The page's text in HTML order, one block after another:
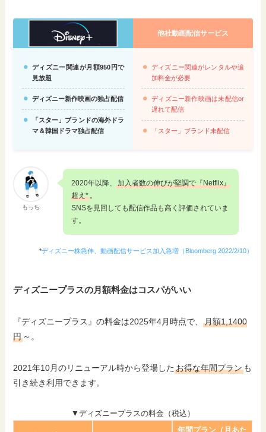
他社動画配信サービス
ディズニー関連が月額950円で
見放題
ディズニー新作映画の独占配信
「スター」ブランドの海外ドラ
マ＆韓国ドラマ独占配信
ディズニー関連がレンタルや追
加料金が必要
ディズニー新作映画は未配信or
遅れて配信
「スター」ブランド未配信
もっち
2020年以降、
加入者数の伸びが堅調で『Netflix』
超え*。
SNSを見回しても配信作品も高く評価されていま
す。
*ディズニー株急伸、動画配信サービス加入急増（Bloomberg 2022/2/10）
ディズニープラスの月額料金はコスパがいい
『ディズニープラス』の料金は2025年4月時点で、月額1,1400
円 ～。
2021年10月のリニューアル時から登場したお得な年間プラン も
引き続き利用できます。
▼ディズニープラスの料金（税込）
年間プラン（月あた